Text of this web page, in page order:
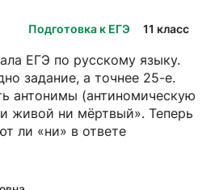
Подготовка к ЕГЭ 11 класс
ЕГЭ по русскому языку.
задание, а точнее 25-е.
антонимы (антиномическую
живой ни мёртвый». Теперь
ли «ни» в ответе